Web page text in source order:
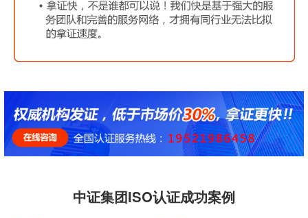
中证集团ISO认证成功案例